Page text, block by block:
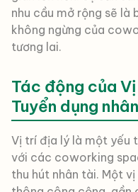
nhu cầu mở rộng sẽ là
không ngừng của
tương lai.
Tác động của
Tuyển dụng
Vị trí địa lý là một yếu
với các coworking
thu hút nhân tài. Một